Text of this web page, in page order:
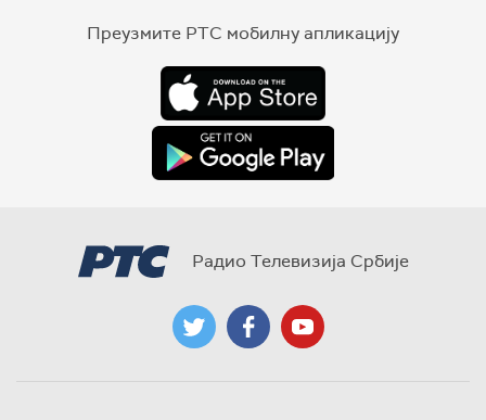
Преузмите РТС мобилну апликацију
Радио Телевизија Србије